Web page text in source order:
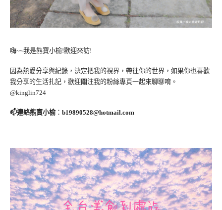
嗨~~我是熊寶小榆!歡迎來訪!
因為熱愛分享與紀錄，決定把我的視界，帶往你的世界，如果你也喜歡
我分享的生活扎記，歡迎關注我的粉絲專頁一起來聊聊唷。
@kinglin724
📫連絡熊寶小榆： b19890528@hotmail.com